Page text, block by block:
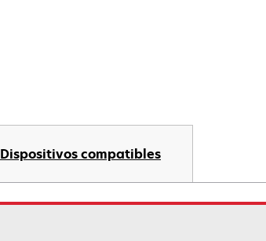
Dispositivos compatibles